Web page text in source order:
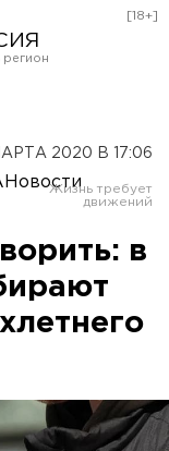
[18+]
2020 В 17:06
в